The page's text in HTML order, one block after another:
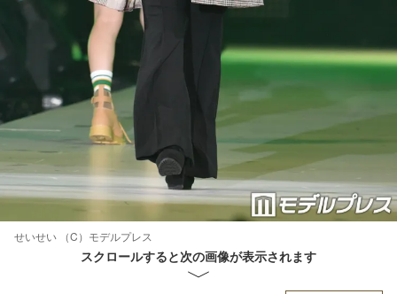
せいせい （C）モデルプレス
スクロールすると次の画像が表示されます